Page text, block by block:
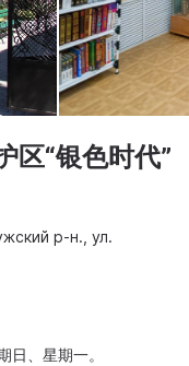
区“银色时代”
р-н., ул.
、星期一。